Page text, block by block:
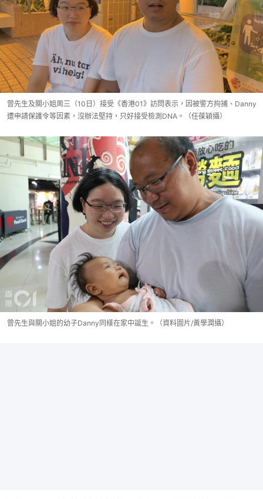
曾先生及關小姐周三（10日）接受《香港01》訪問表示，因被警方拘捕、Danny
遭申請保護令等因素，沒辦法堅持，只好接受檢測DNA。（任葆穎攝）
曾先生與關小姐的幼子Danny同樣在家中誕生。（資料圖片/黃學潤攝）